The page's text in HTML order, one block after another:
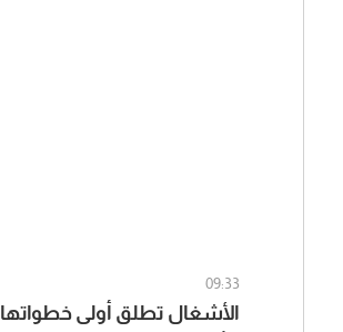
09:33
الأشغال تطلق أولى خطواتها